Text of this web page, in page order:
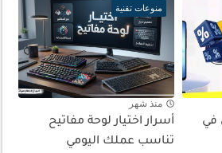
في
منوعات تقنية
منذ شهر
أسرار اختيار لوحة مفاتيح
تناسب عملك اليومي